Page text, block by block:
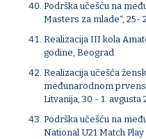
Podrška učešću na
Masters za mlade“, 25-
Realizacija III kola
godine, Beograd
Realizacija učešća
međunarodnom
Litvanija, 30 - 1. avgusta
Podrška učešću na
National U21 Match Play